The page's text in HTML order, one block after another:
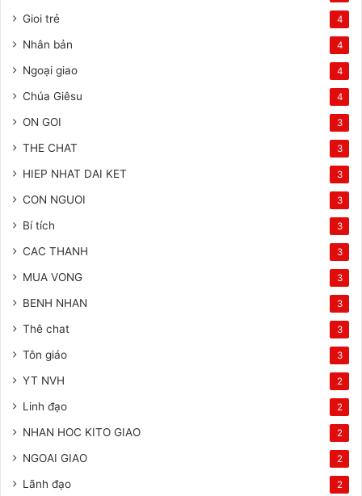
Gioi trẻ 4
Nhân bản 4
Ngoại giao 4
Chúa Giêsu 4
ON GOI 3
THE CHAT 3
HIEP NHAT DAI KET 3
CON NGUOI 3
Bí tích 3
CAC THANH 3
MUA VONG 3
BENH NHAN 3
Thê chat 3
Tôn giáo 3
YT NVH 2
Linh đạo 2
NHAN HOC KITO GIAO 2
NGOAI GIAO 2
Lãnh đạo 2